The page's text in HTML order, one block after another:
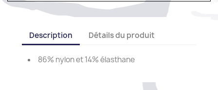
Description Détails du produit
86% nylon et 14% élasthane